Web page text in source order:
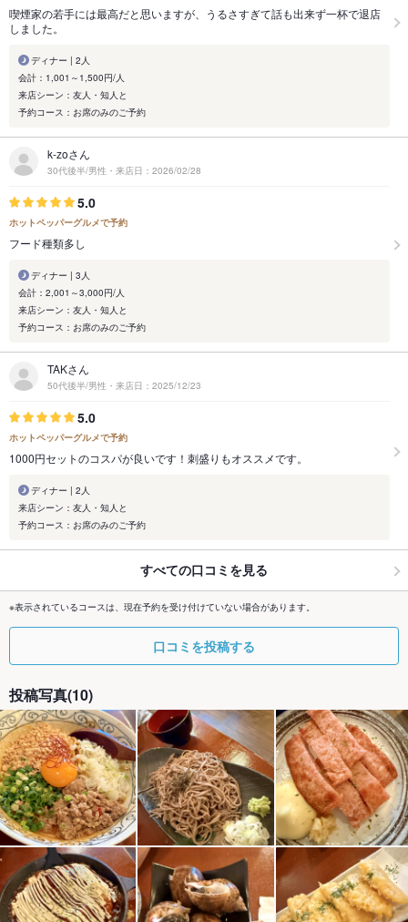
喫煙家の若手には最高だと思いますが、うるさすぎて話も出来ず一杯で退店
しました。
ディナー | 2人
会計：1,001～1,500円/人
来店シーン：友人・知人と
予約コース：お席のみのご予約
k-zoさん
30代後半/男性・来店日：2026/02/28
5.0
ホットペッパーグルメで予約
フード種類多し
ディナー | 3人
会計：2,001～3,000円/人
来店シーン：友人・知人と
予約コース：お席のみのご予約
TAKさん
50代後半/男性・来店日：2025/12/23
5.0
ホットペッパーグルメで予約
1000円セットのコスパが良いです！刺盛りもオススメです。
ディナー | 2人
来店シーン：友人・知人と
予約コース：お席のみのご予約
すべての口コミを見る
※表示されているコースは、現在予約を受け付けていない場合があります。
口コミを投稿する
投稿写真(10)